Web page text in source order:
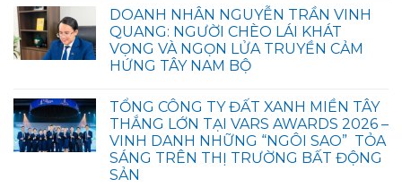
DOANH NHÂN NGUYỄN TRẦN VINH
QUANG: NGƯỜI CHÈO LÁI KHÁT
VỌNG VÀ NGỌN LỬA TRUYỀN CẢM
HỨNG TÂY NAM BỘ
TỔNG CÔNG TY ĐẤT XANH MIỀN TÂY
THẮNG LỚN TẠI VARS AWARDS 2026 –
VINH DANH NHỮNG “NGÔI SAO” TỎA
SÁNG TRÊN THỊ TRƯỜNG BẤT ĐỘNG
SẢN